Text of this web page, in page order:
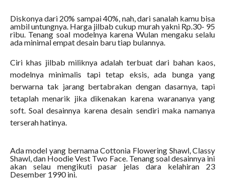
Diskonya dari 20% sampai 40%, nah, dari sanalah kamu bisa
ambil untungnya. Harga jilbab cukup murah yakni Rp.30- 95
ribu. Tenang soal modelnya karena Wulan mengaku selalu
ada minimal empat desain baru tiap bulannya.
Ciri khas jilbab miliknya adalah terbuat dari bahan kaos,
modelnya minimalis tapi tetap eksis, ada bunga yang
berwarna tak jarang bertabrakan dengan dasarnya, tapi
tetaplah menarik jika dikenakan karena warananya yang
soft. Soal desainnya karena desain sendiri maka namanya
terserah hatinya.
Ada model yang bernama Cottonia Flowering Shawl, Classy
Shawl, dan Hoodie Vest Two Face. Tenang soal desainnya ini
akan selau mengikuti pasar jelas dara kelahiran 23
Desember 1990 ini.